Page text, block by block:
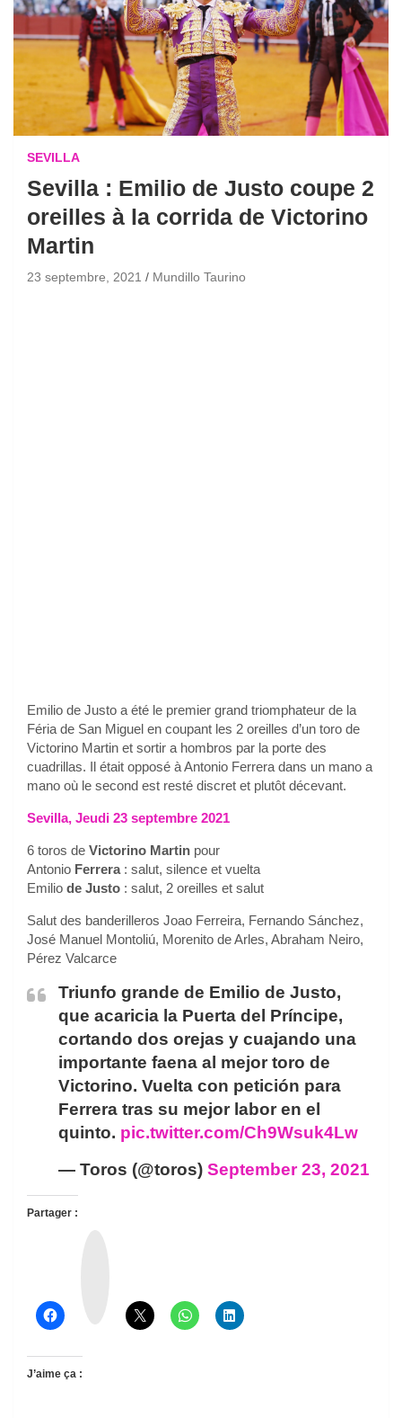
SEVILLA
Sevilla : Emilio de Justo coupe 2
oreilles à la corrida de Victorino
Martin
23 septembre, 2021 Mundillo Taurino
Emilio de Justo a été le premier grand triomphateur de la
Féria de San Miguel en coupant les 2 oreilles d’un toro de
Victorino Martin et sortir a hombros par la porte des
cuadrillas. Il était opposé à Antonio Ferrera dans un mano a
mano où le second est resté discret et plutôt décevant.
Sevilla, Jeudi 23 septembre 2021
6 toros de Victorino Martin pour
Antonio Ferrera : salut, silence et vuelta
Emilio de Justo : salut, 2 oreilles et salut
Salut des banderilleros Joao Ferreira, Fernando Sánchez,
José Manuel Montoliú, Morenito de Arles, Abraham Neiro,
Pérez Valcarce
Triunfo grande de Emilio de Justo,
que acaricia la Puerta del Príncipe,
cortando dos orejas y cuajando una
importante faena al mejor toro de
Victorino. Vuelta con petición para
Ferrera tras su mejor labor en el
quinto. pic.twitter.com/Ch9Wsuk4Lw
— Toros (@toros) September 23, 2021
Partager :
J’aime ça :